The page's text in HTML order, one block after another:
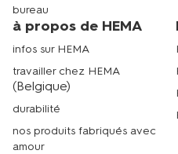
bureau
à propos de HEMA
infos sur HEMA
travailler chez HEMA
(Belgique)
durabilité
nos produits fabriqués avec
amour